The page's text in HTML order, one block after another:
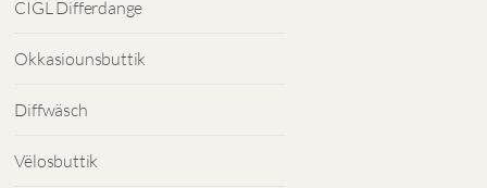
CIGL Differdange
Okkasiounsbuttik
Diffwäsch
Vëlosbuttik